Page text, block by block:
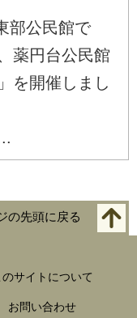
部公民館で
薬円台公民館
を開催しまし
の先頭に戻る
のサイトについて
お問い合わせ